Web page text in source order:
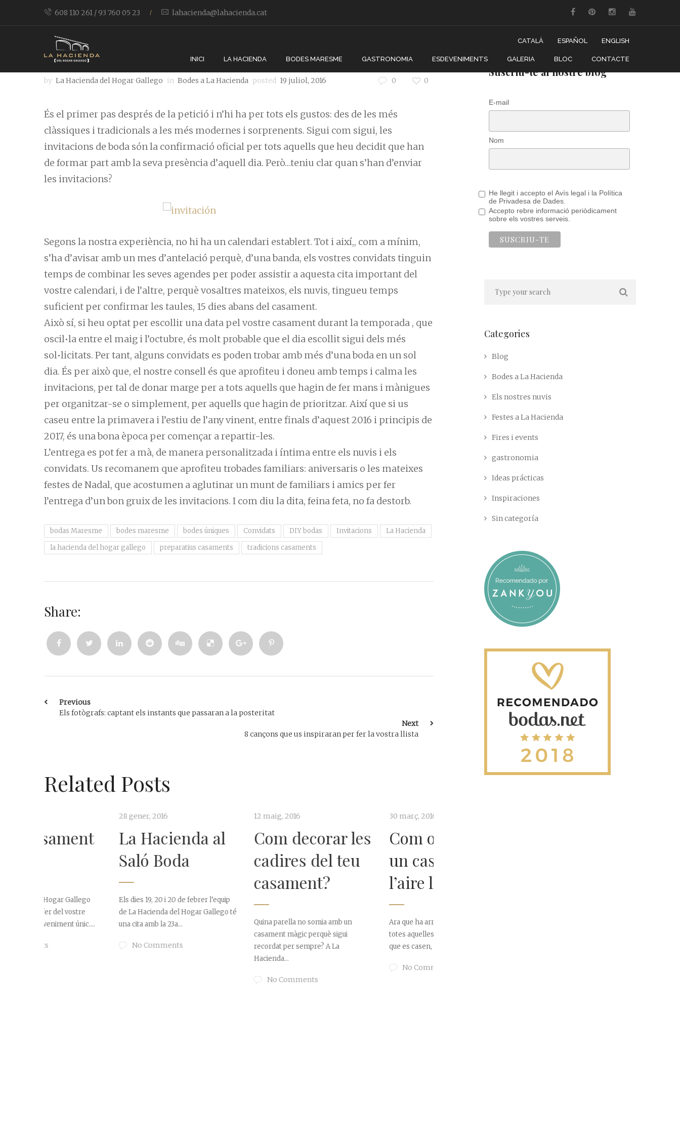
608 110 261 / 93 760 05 23 / lahacienda@lahacienda.cat
CATALÀ ESPAÑOL ENGLISH
INICI LA HACIENDA BODES MARESME GASTRONOMIA ESDEVENIMENTS GALERIA BLOC CONTACTE
Sí, vinc!
by La Hacienda del Hogar Gallego in Bodes a La Hacienda posted 19 juliol, 2016 0 0
És el primer pas després de la petició i n’hi ha per tots els gustos: des de les més
clàssiques i tradicionals a les més modernes i sorprenents. Sigui com sigui, les
invitacions de boda són la confirmació oficial per tots aquells que heu decidit que han
de formar part amb la seva presència d’aquell dia. Però…teniu clar quan s’han d’enviar
les invitacions?
Segons la nostra experiència, no hi ha un calendari establert. Tot i així,, com a mínim,
s’ha d’avisar amb un mes d’antelació perquè, d’una banda, els vostres convidats tinguin
temps de combinar les seves agendes per poder assistir a aquesta cita important del
vostre calendari, i de l’altre, perquè vosaltres mateixos, els nuvis, tingueu temps
suficient per confirmar les taules, 15 dies abans del casament.
Això sí, si heu optat per escollir una data pel vostre casament durant la temporada , que
oscil•la entre el maig i l’octubre, és molt probable que el dia escollit sigui dels més
sol•licitats. Per tant, alguns convidats es poden trobar amb més d’una boda en un sol
dia. És per això que, el nostre consell és que aprofiteu i doneu amb temps i calma les
invitacions, per tal de donar marge per a tots aquells que hagin de fer mans i mànigues
per organitzar-se o simplement, per aquells que hagin de prioritzar. Així que si us
caseu entre la primavera i l’estiu de l’any vinent, entre finals d’aquest 2016 i principis de
2017, és una bona època per començar a repartir-les.
L’entrega es pot fer a mà, de manera personalitzada i íntima entre els nuvis i els
convidats. Us recomanem que aprofiteu trobades familiars: aniversaris o les mateixes
festes de Nadal, que acostumen a aglutinar un munt de familiars i amics per fer
l’entrega d’un bon gruix de les invitacions. I com diu la dita, feina feta, no fa destorb.
bodas Maresme bodes maresme bodes úniques Convidats DIY bodas Invitacions
La Hacienda
la hacienda del hogar gallego
preparatius casaments tradicions casaments
Share:
Previous
Els fotògrafs: captant els instants que passaran a la posteritat
Next
8 cançons que us inspiraran per fer la vostra llista
Related Posts
La Hacienda al
Els dies 19, 20 i 20 de febrer l’equip
de La Hacienda del Hogar Gallego té
una cita amb la 23a...
Com decorar les
cadires del teu
casament?
Quina parella no somia amb un
casament màgic perquè sigui
recordat per sempre? A La
Com organitzar
un casament a
l’aire lliure?
Ara que ha arribat el bon temps,
totes aquelles parelles enamorades
que es casen, tenen la...
Suscriu-te al nostre blog
E-mail
Nom
He llegit i accepto el Avís legal i la Política
de Privadesa de Dades.
Accepto rebre informació periòdicament
sobre els vostres serveis.
Categories
Blog
Bodes a La Hacienda
Els nostres nuvis
Festes a La Hacienda
Fires i events
gastronomia
Ideas prácticas
Inspiraciones
Sin categoría